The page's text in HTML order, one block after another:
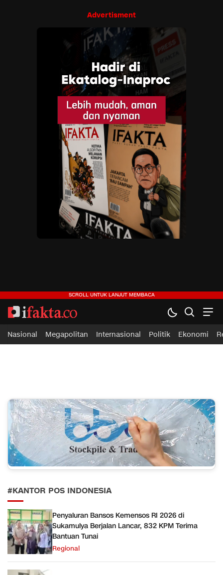
Advertisment
ifakta.co
#pastibenar
Nasional Megapolitan Internasional Politik Ekonomi
#KANTOR POS INDONESIA
Penyaluran Bansos Kemensos RI 2026 di
Sukamulya Berjalan Lancar, 832 KPM Terima
Bantuan Tunai
Regional